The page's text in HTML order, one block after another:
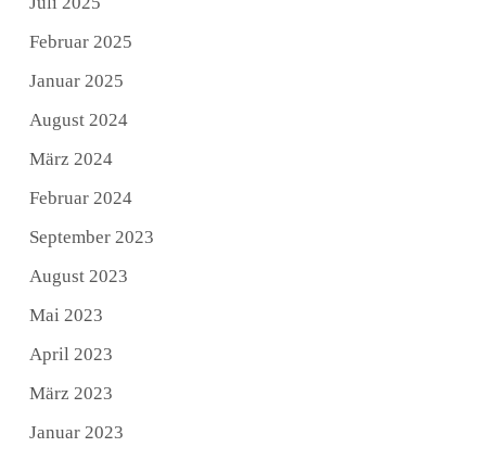
Februar 2025
Januar 2025
August 2024
März 2024
Februar 2024
September 2023
August 2023
Mai 2023
April 2023
März 2023
Januar 2023